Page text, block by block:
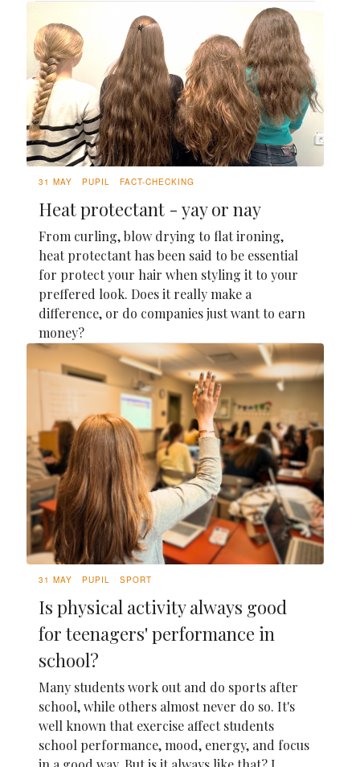
31 MAY PUPIL FACT-CHECKING
Heat protectant - yay or nay
From curling, blow drying to flat ironing,
heat protectant has been said to be essential
for protect your hair when styling it to your
preffered look. Does it really make a
difference, or do companies just want to earn
money?
31 MAY PUPIL SPORT
Is physical activity always good
for teenagers' performance in
school?
Many students work out and do sports after
school, while others almost never do so. It's
well known that exercise affect students
school performance, mood, energy, and focus